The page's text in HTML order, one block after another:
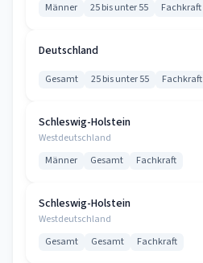
Männer 25 bis unter 55 Fachkraft
Deutschland
Gesamt 25 bis unter 55 Fachkraft
Schleswig-Holstein
Westdeutschland
Männer Gesamt Fachkraft
Schleswig-Holstein
Westdeutschland
Gesamt Gesamt Fachkraft